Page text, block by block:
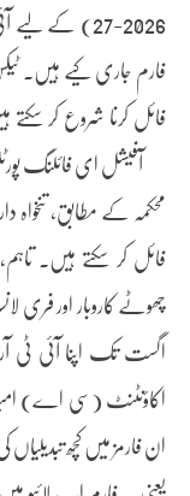
فارم جاری کیے ہیں۔
فائل کرنا شروع کر
آفیشل ای فائلنگ
اگست تک اپنا آئی ٹی
اکاؤنٹنٹ (سی اے)
ان فارمز میں کچھ